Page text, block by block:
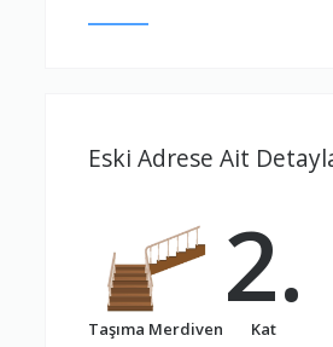
Eski Adrese Ait
Taşıma Merdiven
2.
Kat